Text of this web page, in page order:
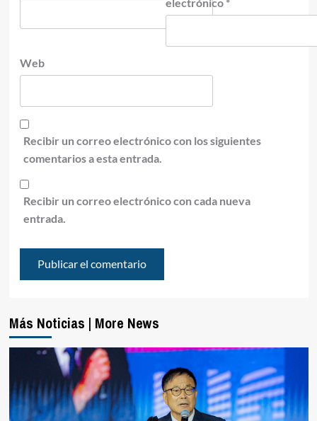
Web
Recibir un correo electrónico con los siguientes
comentarios a esta entrada.
Recibir un correo electrónico con cada nueva
entrada.
Más Noticias | More News